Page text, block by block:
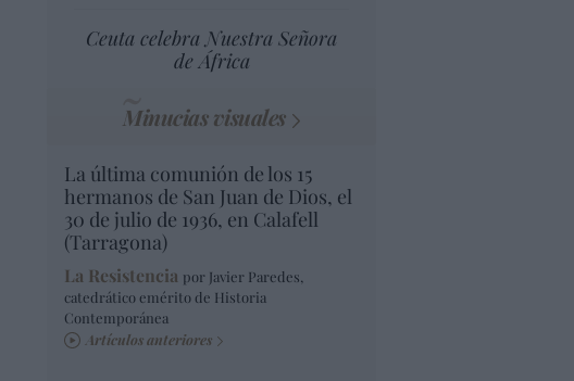
Ceuta celebra Nuestra Señora
de África
Minucias visuales
La última comunión de los 15
hermanos de San Juan de Dios, el
30 de julio de 1936, en Calafell
(Tarragona)
La Resistencia por Javier Paredes,
catedrático emérito de Historia
Contemporánea
Artículos anteriores